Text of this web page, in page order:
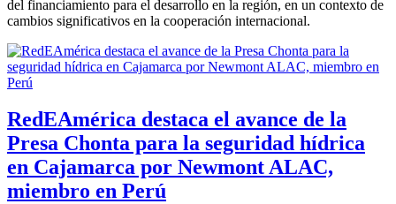
del financiamiento para el desarrollo en la región, en un contexto de
cambios significativos en la cooperación internacional.
RedEAmérica destaca el avance de la
Presa Chonta para la seguridad hídrica
en Cajamarca por Newmont ALAC,
miembro en Perú